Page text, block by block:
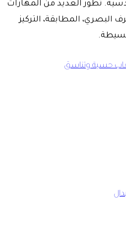
تطور العديد من المهارات
البصري، المطابقة، التركيز
حسية وتناسق